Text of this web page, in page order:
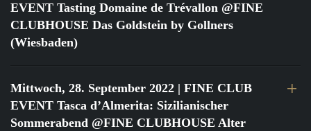
EVENT Tasting Domaine de Trévallon @FINE
CLUBHOUSE Das Goldstein by Gollners
(Wiesbaden)
Mittwoch, 28. September 2022 | FINE CLUB
EVENT Tasca d’Almerita: Sizilianischer
Sommerabend @FINE CLUBHOUSE Alter